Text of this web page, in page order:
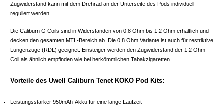
Zugwiderstand kann mit dem Drehrad an der Unterseite des Pods individuell
reguliert werden.
Die Caliburn G Coils sind in Widerständen von 0,8 Ohm bis 1,2 Ohm erhältlich und
decken den gesamten MTL-Bereich ab. Die 0,8 Ohm Variante ist auch für restriktive
Lungenzüge (RDL) geeignet. Einsteiger werden den Zugwiderstand der 1,2 Ohm
Coil als ähnlich empfinden wie bei herkömmlichen Tabakzigaretten.
Vorteile des Uwell Caliburn Tenet KOKO Pod Kits:
Leistungsstarker 950mAh-Akku für eine lange Laufzeit